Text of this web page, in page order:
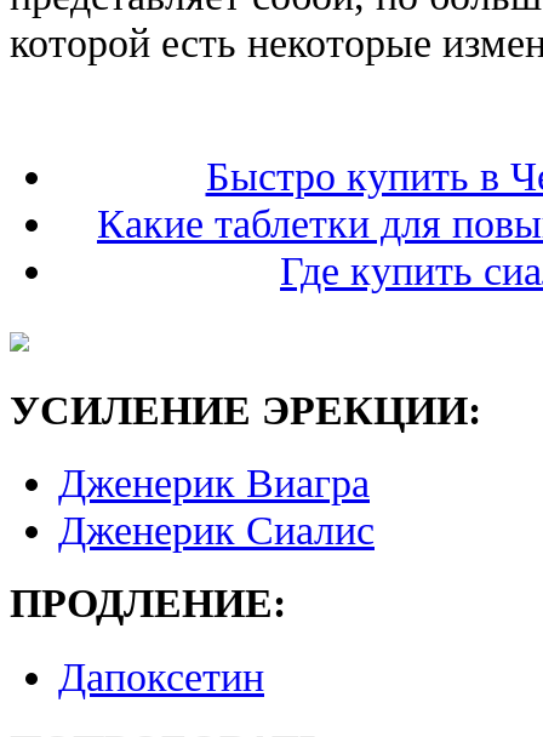
которой есть некоторые
Быстро купить в
Какие таблетки для
Где купить
УСИЛЕНИЕ ЭРЕКЦИИ:
Дженерик Виагра
Дженерик Сиалис
ПРОДЛЕНИЕ:
Дапоксетин